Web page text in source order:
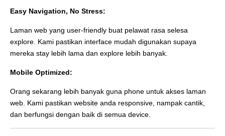
Easy Navigation, No Stress:
Laman web yang user-friendly buat pelawat rasa selesa
explore. Kami pastikan interface mudah digunakan supaya
mereka stay lebih lama dan explore lebih banyak.
Mobile Optimized:
Orang sekarang lebih banyak guna phone untuk akses laman
web. Kami pastikan website anda responsive, nampak cantik,
dan berfungsi dengan baik di semua device.